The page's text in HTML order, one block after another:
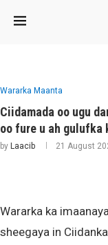
Wararka Maanta
Ciidamada oo ugu
oo fure u ah gulufka
by Laacib 21 August
Wararka ka
sheegaya in